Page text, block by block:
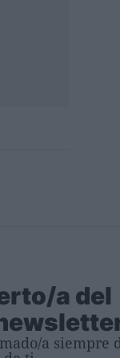
a del
a siempre